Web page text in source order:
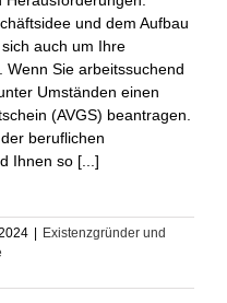
und dem Aufbau
auch um Ihre
Wenn Sie arbeitssuchend
Umständen einen
(AVGS) beantragen.
beruflichen
Ihnen so [...]
| Existenzgründer und